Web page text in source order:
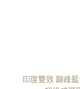
印度雙效 巔峰